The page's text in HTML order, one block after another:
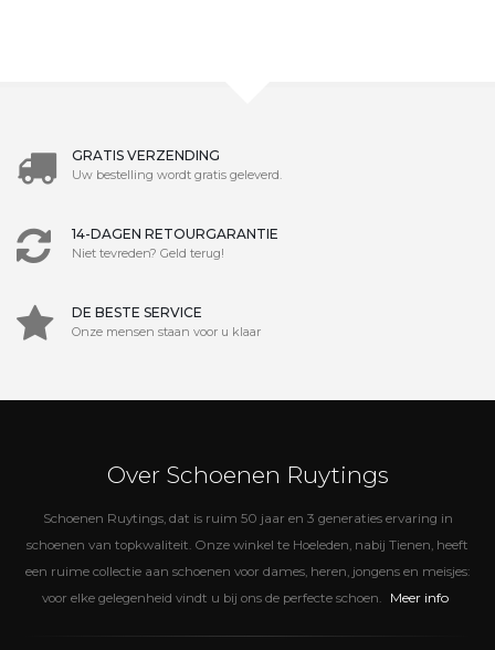
GRATIS VERZENDING
Uw bestelling wordt gratis geleverd.
14-DAGEN RETOURGARANTIE
Niet tevreden? Geld terug!
DE BESTE SERVICE
Onze mensen staan voor u klaar
Over Schoenen Ruytings
Schoenen Ruytings, dat is ruim 50 jaar en 3 generaties ervaring in
schoenen van topkwaliteit. Onze winkel te Hoeleden, nabij Tienen, heeft
een ruime collectie aan schoenen voor dames, heren, jongens en meisjes:
voor elke gelegenheid vindt u bij ons de perfecte schoen.
Meer info